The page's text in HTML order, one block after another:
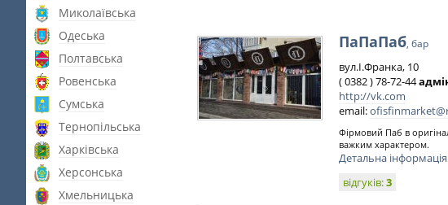
Миколаївська
Одеська
Полтавська
Ровенська
Сумська
Тернопільська
Харківська
Херсонська
Хмельницька
ПаПаПаб, бар
вул.І.Франка, 10
( 0382 ) 78-72-44
http://vk.com
email:
Фірмовий Паб в
важким характером.
Детальна інформація
відгуків:3